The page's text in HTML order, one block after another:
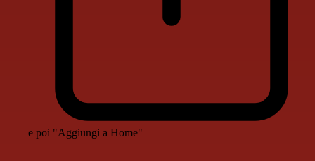
e poi "Aggiungi a Home"